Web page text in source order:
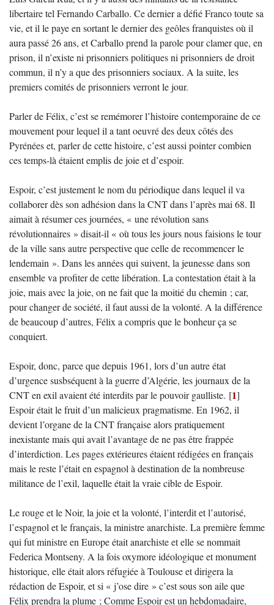
libertaire tel Fernando Carballo. Ce dernier a défié Franco toute sa
vie, et il le paye en sortant le dernier des geôles franquistes où il
aura passé 26 ans, et Carballo prend la parole pour clamer que, en
prison, il n’existe ni prisonniers politiques ni prisonniers de droit
commun, il n’y a que des prisonniers sociaux. A la suite, les
premiers comités de prisonniers verront le jour.
Parler de Félix, c’est se remémorer l’histoire contemporaine de ce
mouvement pour lequel il a tant oeuvré des deux côtés des
Pyrénées et, parler de cette histoire, c’est aussi pointer combien
ces temps-là étaient emplis de joie et d’espoir.
Espoir, c’est justement le nom du périodique dans lequel il va
collaborer dès son adhésion dans la CNT dans l’après mai 68. Il
aimait à résumer ces journées, « une révolution sans
révolutionnaires » disait-il « où tous les jours nous faisions le tour
de la ville sans autre perspective que celle de recommencer le
lendemain ». Dans les années qui suivent, la jeunesse dans son
ensemble va profiter de cette libération. La contestation était à la
joie, mais avec la joie, on ne fait que la moitié du chemin ; car,
pour changer de société, il faut aussi de la volonté. A la différence
de beaucoup d’autres, Félix a compris que le bonheur ça se
conquiert.
Espoir, donc, parce que depuis 1961, lors d’un autre état
d’urgence susbséquent à la guerre d’Algérie, les journaux de la
CNT en exil avaient été interdits par le pouvoir gaulliste. [1]
Espoir était le fruit d’un malicieux pragmatisme. En 1962, il
devient l’organe de la CNT française alors pratiquement
inexistante mais qui avait l’avantage de ne pas être frappée
d’interdiction. Les pages extérieures étaient rédigées en français
mais le reste l’était en espagnol à destination de la nombreuse
militance de l’exil, laquelle était la vraie cible de Espoir.
Le rouge et le Noir, la joie et la volonté, l’interdit et l’autorisé,
l’espagnol et le français, la ministre anarchiste. La première femme
qui fut ministre en Europe était anarchiste et elle se nommait
Federica Montseny. A la fois oxymore idéologique et monument
historique, elle était alors réfugiée à Toulouse et dirigera la
rédaction de Espoir, et si « j’ose dire » c’est sous son aile que
Félix prendra la plume ; Comme Espoir est un hebdomadaire,